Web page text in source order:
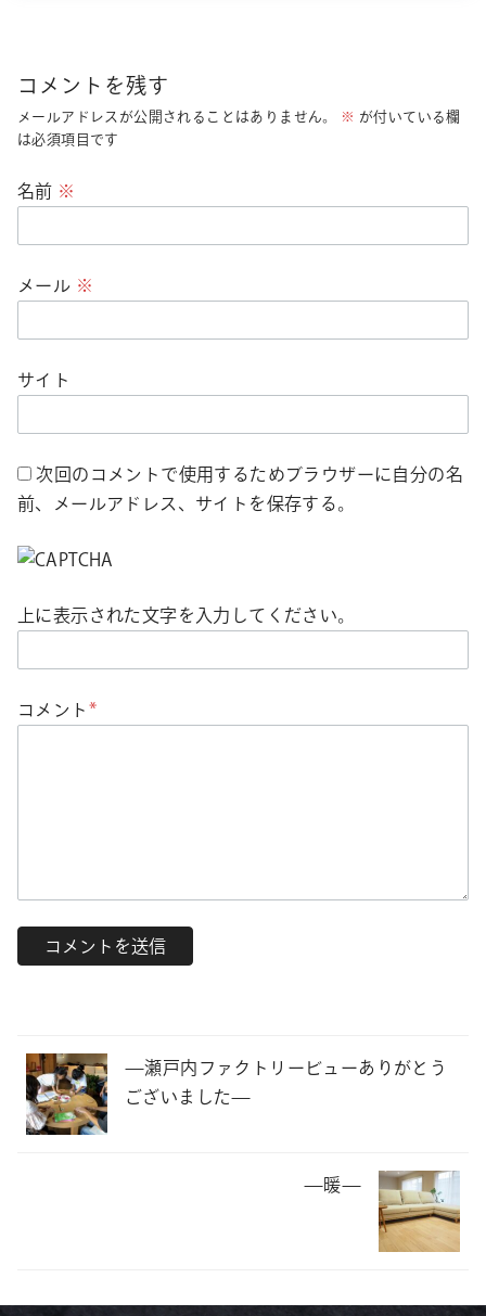
コメントを残す
メールアドレスが公開されることはありません。 ※ が付いている欄
は必須項目です
名前 ※
メール ※
サイト
次回のコメントで使用するためブラウザーに自分の名
前、メールアドレス、サイトを保存する。
上に表示された文字を入力してください。
コメント *
—瀬戸内ファクトリービューありがとう
ございました—
—暖—